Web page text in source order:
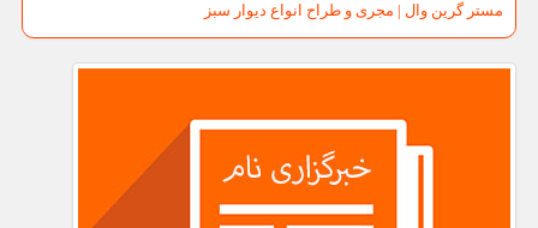
مستر گرین وال | مجری و طراح انواع دیوار سبز